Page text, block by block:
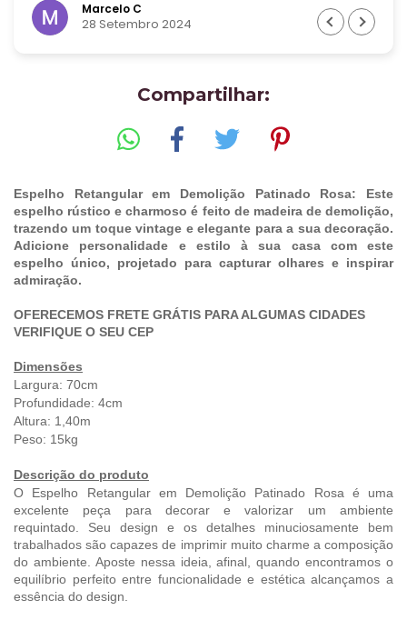
Marcelo C
28 Setembro 2024
Compartilhar:
Espelho Retangular em Demolição Patinado Rosa: Este
espelho rústico e charmoso é feito de madeira de demolição,
trazendo um toque vintage e elegante para a sua decoração.
Adicione personalidade e estilo à sua casa com este
espelho único, projetado para capturar olhares e inspirar
admiração.
OFERECEMOS FRETE GRÁTIS PARA ALGUMAS CIDADES
VERIFIQUE O SEU CEP
Dimensões
Largura: 70cm
Profundidade: 4cm
Altura: 1,40m
Peso: 15kg
Descrição do produto
O Espelho Retangular em Demolição Patinado Rosa é uma
excelente peça para decorar e valorizar um ambiente
requintado. Seu design e os detalhes minuciosamente bem
trabalhados são capazes de imprimir muito charme a composição
do ambiente. Aposte nessa ideia, afinal, quando encontramos o
equilíbrio perfeito entre funcionalidade e estética alcançamos a
essência do design.